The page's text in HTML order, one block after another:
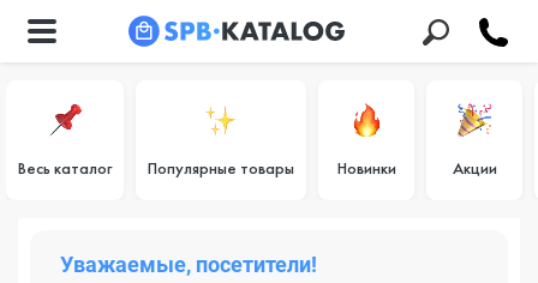
Весь каталог Популярные товары Новинки Акции
Уважаемые, посетители!